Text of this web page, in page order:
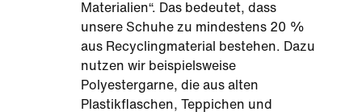
Materialien“. Das bedeutet, dass
unsere Schuhe zu mindestens 20 %
aus Recyclingmaterial bestehen. Dazu
nutzen wir beispielsweise
Polyestergarne, die aus alten
Plastikflaschen, Teppichen und